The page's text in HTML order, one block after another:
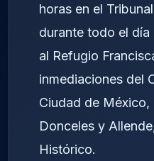
horas en el
durante todo el
al Refugio
inmediaciones del
Ciudad de México,
Donceles y
Histórico.